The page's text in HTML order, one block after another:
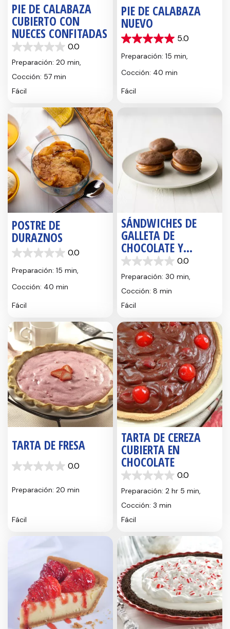
PIE DE CALABAZA
CUBIERTO CON
NUECES CONFITADAS
0.0
0.0
de
estrellas.
Preparación: 20 min,
Cocción: 57 min
Fácil
PIE DE CALABAZA
NUEVO
5.0
5.0
de
5
estrellas.
reseña
Preparación: 15 min,
Cocción: 40 min
Fácil
POSTRE DE
DURAZNOS
0.0
0.0
de
5
estrellas.
Preparación: 15 min,
Cocción: 40 min
Fácil
SÁNDWICHES DE
GALLETA DE
CHOCOLATE Y
ALMENDRAS0.0
0.0
de
estrellas.
Preparación: 30 min,
Cocción: 8 min
Fácil
TARTA DE FRESA
0.0
0.0
5
Preparación: 20 min
Fácil
TARTA DE CEREZA
CUBIERTA EN
CHOCOLATE
0.0
0.0
de
estrellas.
Preparación: 2 hr 5 min,
Cocción: 3 min
Fácil